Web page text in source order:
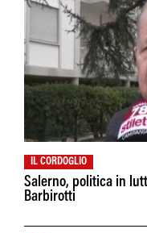
IL CORDOGLIO
Salerno, politica in
Barbirotti